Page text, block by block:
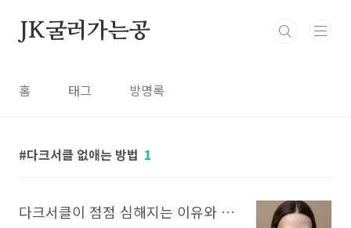
JK굴러가는공
홈 태그 방명록
다크서클 없애는 방법 1
다크서클이 점점 심해지는 이유와 효과적으로 없애는 방법